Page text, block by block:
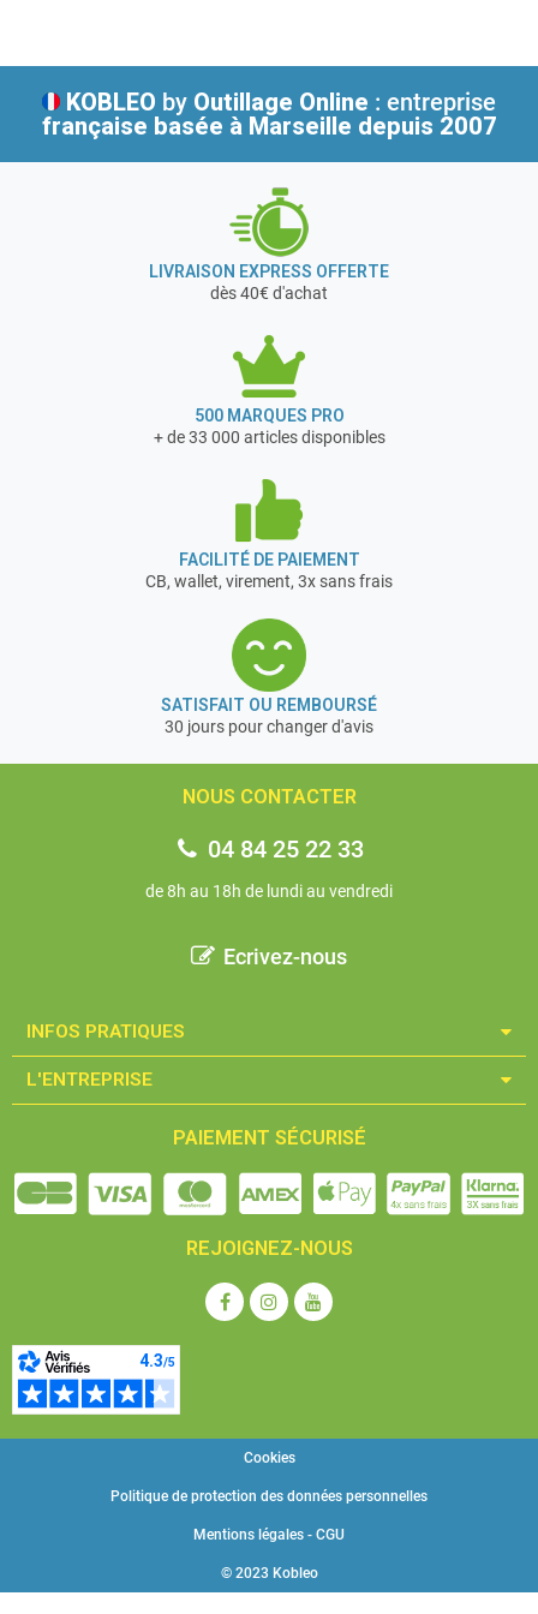
KOBLEO by Outillage Online : entreprise
française basée à Marseille depuis 2007
LIVRAISON EXPRESS OFFERTE
dès 40€ d'achat
500 MARQUES PRO
+ de 33 000 articles disponibles
FACILITÉ DE PAIEMENT
CB, wallet, virement, 3x sans frais
SATISFAIT OU REMBOURSÉ
30 jours pour changer d'avis
NOUS CONTACTER
04 84 25 22 33
de 8h au 18h de lundi au vendredi
Ecrivez-nous
INFOS PRATIQUES​
L'ENTREPRISE​
PAIEMENT SÉCURISÉ
REJOIGNEZ-NOUS
© 2023 Kobleo
Mentions légales - CGU
Politique de protection des données personnelles
Cookies